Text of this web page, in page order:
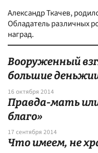
Александр Ткачев,
Обладатель различных
наград.
Вооруженный
большие
16 октября 2014
Правда-мать
благо»
17 сентября 2014
Что имеем, не